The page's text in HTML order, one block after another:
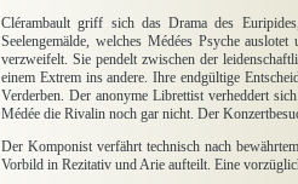
Clérambault griff sich das Drama des
Seelengemälde, welches Médées Psyche
verzweifelt. Sie pendelt zwischen der
einem Extrem ins andere. Ihre endgültige
Verderben. Der anonyme Librettist verheddert
Médée die Rivalin noch gar nicht. Der
Der Komponist verfährt technisch nach
Vorbild in Rezitativ und Arie aufteilt. Eine